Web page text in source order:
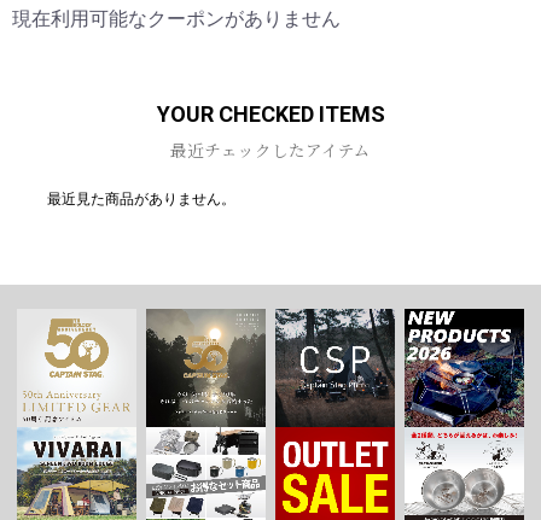
現在利用可能なクーポンがありません
YOUR CHECKED ITEMS
最近チェックしたアイテム
最近見た商品がありません。